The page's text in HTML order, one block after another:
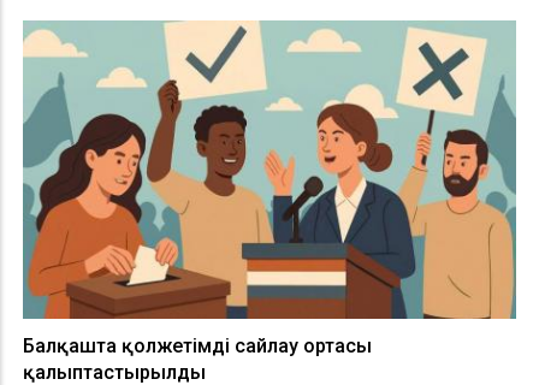
Балқашта қолжетімді сайлау ортасы
қалыптастырылды